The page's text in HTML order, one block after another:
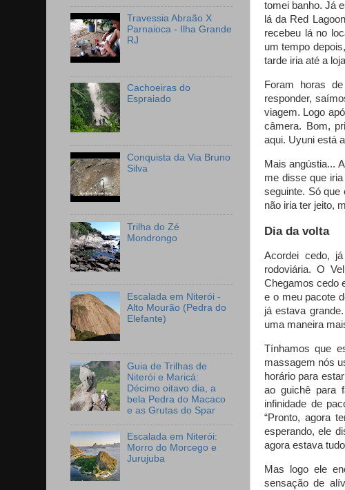
tomei banho. Já
lá da Red
recebeu lá no
um tempo
tarde iria até a
Foram horas
responder,
viagem. Logo
câmera. Bom,
aqui. Uyuni está
Mais angústia...
me disse que
seguinte. Só que
não iria ter jeito,
Dia da volta
Acordei cedo,
rodoviária. O
Chegamos cedo
e o meu pacote
já estava
uma maneira
Tínhamos que
massagem nós
horário para
ao guichê para
infinidade de
“Pronto, agora
esperando, ele
agora estava
Mas logo ele
sensação de
Travessia Abraão X
Parnaioca - Ilha Grande
RJ
Cachoeiras do
Espraiado
Conquista da Via Bruno
Silva
Trilha do Zé
Mondrongo
Escalada em Niterói -
Alto Mourão (Pedra do
Elefante)
Guia de Trilhas de
Niterói e Maricá:
Décimo oitavo dia, a
bela Pedra do Macaco
e as Grutas do Spar
Escalada em Niterói:
Morro do Morcego e
Jurujuba